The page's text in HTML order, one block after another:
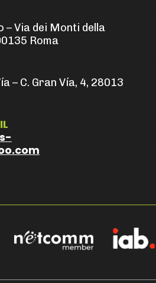
– Via dei Monti della
Roma
– C. Gran Vía, 4, 28013